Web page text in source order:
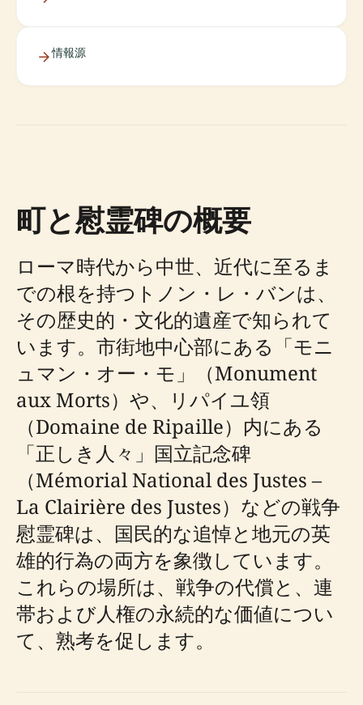
情報源
町と慰霊碑の概要
ローマ時代から中世、近代に至るま
での根を持つトノン・レ・バンは、
その歴史的・文化的遺産で知られて
います。市街地中心部にある「モニ
ュマン・オー・モ」（Monument
aux Morts）や、リパイユ領
（Domaine de Ripaille）内にある
「正しき人々」国立記念碑
（Mémorial National des Justes –
La Clairière des Justes）などの戦争
慰霊碑は、国民的な追悼と地元の英
雄的行為の両方を象徴しています。
これらの場所は、戦争の代償と、連
帯および人権の永続的な価値につい
て、熟考を促します。